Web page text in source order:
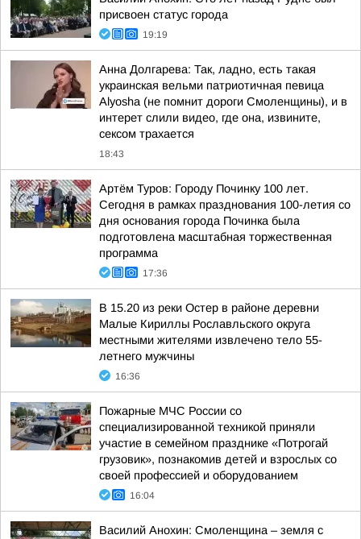
присвоен статус города
19:19
Анна Долгарева: Так, ладно, есть такая
украинская вельми патриотичная певица
Alyosha (не помнит дороги Смоленщины), и в
интерет слили видео, где она, извините,
сексом трахается
18:43
Артём Туров: Городу Починку 100 лет.
Сегодня в рамках празднования 100-летия со
дня основания города Починка была
подготовлена масштабная торжественная
программа
17:36
В 15.20 из реки Остер в районе деревни
Малые Кириллы Рославльского округа
местными жителями извлечено тело 55-
летнего мужчины
16:36
Пожарные МЧС России со
специализированной техникой приняли
участие в семейном празднике «Потрогай
грузовик», познакомив детей и взрослых со
своей профессией и оборудованием
16:04
Василий Анохин: Смоленщина – земля с